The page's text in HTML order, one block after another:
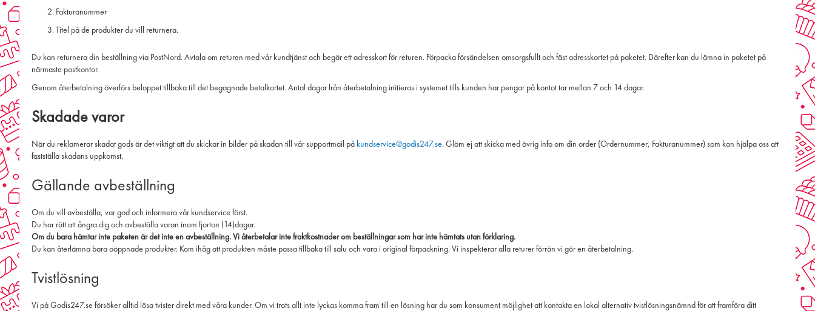
Fakturanummer
Titel på de produkter du vill returnera.
Du kan returnera din beställning via PostNord. Avtala om returen med vår kundtjänst och begär ett adresskort för returen. Förpacka försändelsen omsorgsfullt och fäst adresskortet på paketet. Därefter kan du lämna in paketet på
närmaste postkontor.
Genom återbetalning överförs beloppet tillbaka till det begagnade betalkortet. Antal dagar från återbetalning initieras i systemet tills kunden har pengar på kontot tar mellan 7 och 14 dagar.
Skadade varor
När du reklamerar skadat gods är det viktigt att du skickar in bilder på skadan till vår supportmail på kundservice@godis247.se. Glöm ej att skicka med övrig info om din order (Ordernummer, Fakturanummer) som kan hjälpa oss att
fastställa skadans uppkomst.
Gällande avbeställning
Om du vill avbeställa, var god och informera vår kundservice först.
Du har rätt att ångra dig och avbeställa varan inom fjorton (14)dagar.
Om du bara hämtar inte paketen är det inte en avbeställning. Vi återbetalar inte fraktkostnader om beställningar som har inte hämtats utan förklaring.
Du kan återlämna bara oöppnade produkter. Kom ihåg att produkten måste passa tillbaka till salu och vara i original förpackning. Vi inspekterar alla returer förrän vi gör en återbetalning.
Tvistlösning
Vi på Godis247.se försöker alltid lösa tvister direkt med våra kunder. Om vi trots allt inte lyckas komma fram till en lösning har du som konsument möjlighet att kontakta en lokal alternativ tvistlösningsnämnd för att framföra ditt